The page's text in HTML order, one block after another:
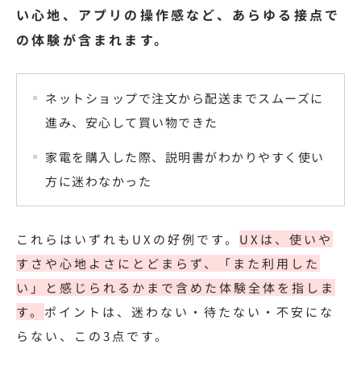
い心地、アプリの操作感など、あらゆる接点で
の体験が含まれます。
ネットショップで注文から配送までスムーズに
進み、安心して買い物できた
家電を購入した際、説明書がわかりやすく使い
方に迷わなかった
これらはいずれもUXの好例です。 UXは、使いや
すさや心地よさにとどまらず、「また利用した
い」と感じられるかまで含めた体験全体を指しま
す。 ポイントは、迷わない・待たない・不安にな
らない、この3点です。